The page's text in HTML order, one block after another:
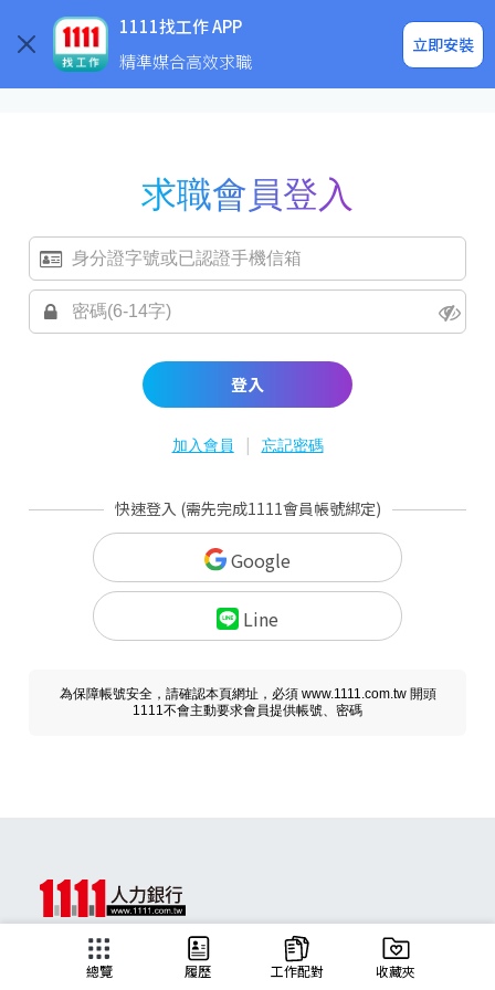
1111找工作 APP
精準媒合高效求職
立即安裝
企業求才
求職會員登入
登入
加入會員 | 忘記密碼
快速登入 (需先完成1111會員帳號綁定)
Google
Line
為保障帳號安全，請確認本頁網址，必須 www.1111.com.tw 開頭
1111不會主動要求會員提供帳號、密碼
總覽 履歷 工作配對 收藏夾